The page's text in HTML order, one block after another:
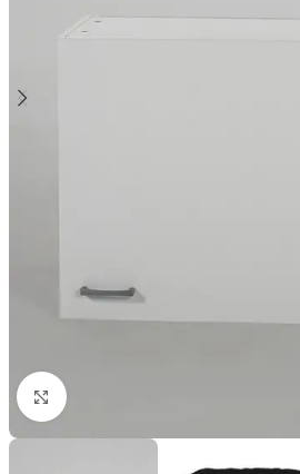
Click to enlarge